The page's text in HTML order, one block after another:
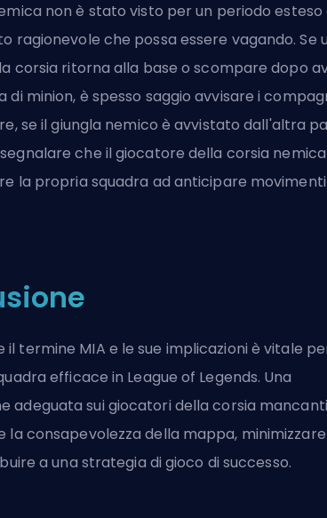
non è stato visto per un periodo esteso
ragionevole che possa essere vagando. Se
corsia ritorna alla base o scompare dopo
di minion, è spesso saggio avvisare i
se il giungla nemico è avvistato dall'altra
che il giocatore della corsia
la propria squadra ad anticipare movimenti
termine MIA e le sue implicazioni è vitale
efficace in League of Legends. Una
adeguata sui giocatori della corsia mancanti
la consapevolezza della mappa, minimizzare
a una strategia di gioco di successo.